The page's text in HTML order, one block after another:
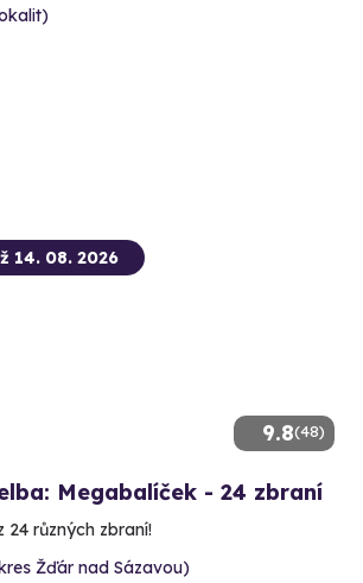
9.8(48)
14. 08. 2026
Megabalíček - 24 zbraní
24 různých zbraní!
Žďár nad Sázavou)